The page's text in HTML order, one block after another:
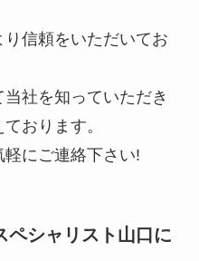
信頼をいただいてお
社を知っていただき
おります。
にご連絡下さい!
ペシャリスト山口に